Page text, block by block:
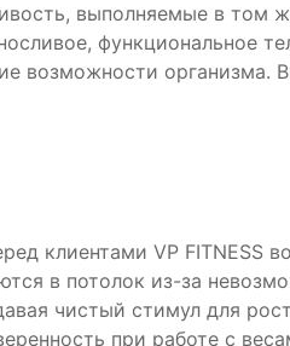
выполняемые в
функциональное
возможности организма.
клиентами VP
в потолок из-за
чистый стимул для
при работе с